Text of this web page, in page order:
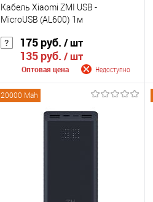
Кабель Xiaomi ZMI USB -
MicroUSB (AL600) 1м
175 руб. / шт
135 руб. / шт
Оптовая цена Недоступно
Сообщить о поступлении
20000 Mah